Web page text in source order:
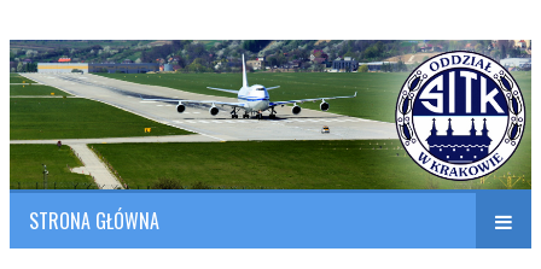
SITK RP Oddział w KRAKOWIE
Polish Association of Engineers & Technicians of Transportation
STRONA GŁÓWNA